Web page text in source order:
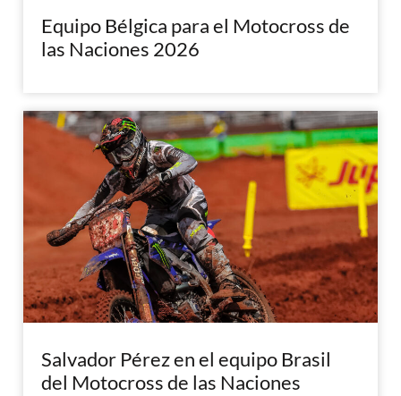
Equipo Bélgica para el Motocross de
las Naciones 2026
Salvador Pérez en el equipo Brasil
del Motocross de las Naciones